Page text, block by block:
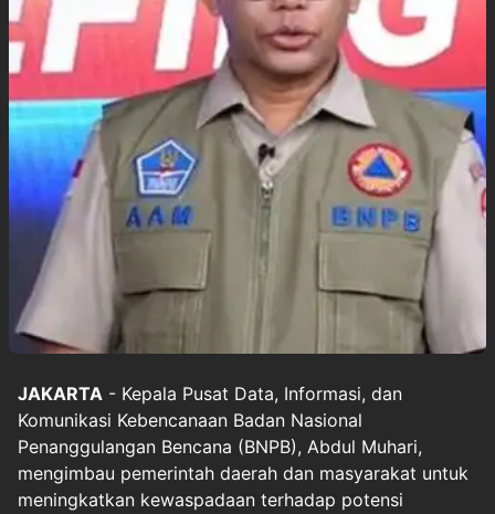
JAKARTA - Kepala Pusat Data, Informasi, dan
Komunikasi Kebencanaan Badan Nasional
Penanggulangan Bencana (BNPB), Abdul Muhari,
mengimbau pemerintah daerah dan masyarakat untuk
meningkatkan kewaspadaan terhadap potensi